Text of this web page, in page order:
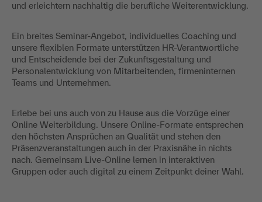
und erleichtern nachhaltig die berufliche Weiterentwicklung.
Ein breites Seminar-Angebot, individuelles Coaching und
unsere flexiblen Formate unterstützen HR-Verantwortliche
und Entscheidende bei der Zukunftsgestaltung und
Personalentwicklung von Mitarbeitenden, firmeninternen
Teams und Unternehmen.
Erlebe bei uns auch von zu Hause aus die Vorzüge einer
Online Weiterbildung. Unsere Online-Formate entsprechen
den höchsten Ansprüchen an Qualität und stehen den
Präsenzveranstaltungen auch in der Praxisnähe in nichts
nach. Gemeinsam Live-Online lernen in interaktiven
Gruppen oder auch digital zu einem Zeitpunkt deiner Wahl.